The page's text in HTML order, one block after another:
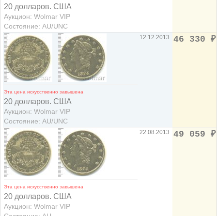
20 долларов. США
Аукцион: Wolmar VIP
Состояние: AU/UNC
Эта цена искусственно завышена
20 долларов. США
Аукцион: Wolmar VIP
Состояние: AU/UNC
12.12.2013 46 330 ₽
Эта цена искусственно завышена
20 долларов. США
Аукцион: Wolmar VIP
22.08.2013 49 059 ₽